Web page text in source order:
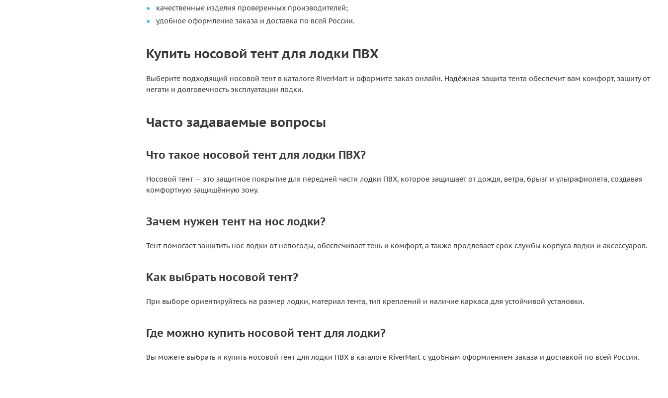
качественные изделия проверенных производителей;
удобное оформление заказа и доставка по всей России.
Купить носовой тент для лодки ПВХ
Выберите подходящий носовой тент в каталоге RiverMart и оформите заказ онлайн. Надёжная защита тента обеспечит вам комфорт, защиту от
негати и долговечность эксплуатации лодки.
Часто задаваемые вопросы
Что такое носовой тент для лодки ПВХ?
Носовой тент — это защитное покрытие для передней части лодки ПВХ, которое защищает от дождя, ветра, брызг и ультрафиолета, создавая
комфортную защищённую зону.
Зачем нужен тент на нос лодки?
Тент помогает защитить нос лодки от непогоды, обеспечивает тень и комфорт, а также продлевает срок службы корпуса лодки и аксессуаров.
Как выбрать носовой тент?
При выборе ориентируйтесь на размер лодки, материал тента, тип креплений и наличие каркаса для устойчивой установки.
Где можно купить носовой тент для лодки?
Вы можете выбрать и купить носовой тент для лодки ПВХ в каталоге RiverMart с удобным оформлением заказа и доставкой по всей России.